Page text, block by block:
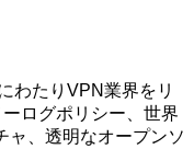
わたりVPN業界をリ
ログポリシー、世界
ャ、透明なオープンソ